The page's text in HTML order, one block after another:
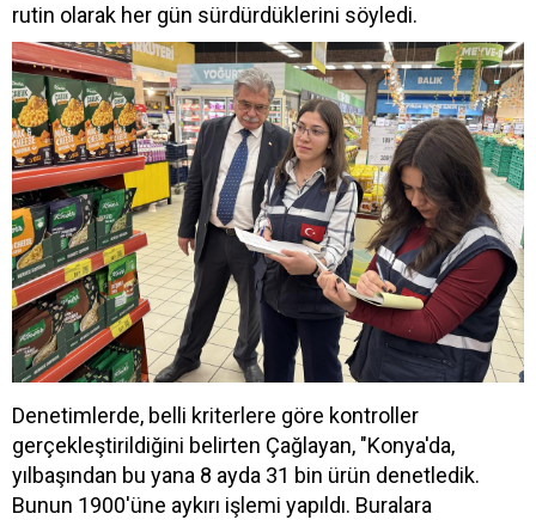
rutin olarak her gün sürdürdüklerini söyledi.
Denetimlerde, belli kriterlere göre kontroller
gerçekleştirildiğini belirten Çağlayan, "Konya'da,
yılbaşından bu yana 8 ayda 31 bin ürün denetledik.
Bunun 1900'üne aykırı işlemi yapıldı. Buralara